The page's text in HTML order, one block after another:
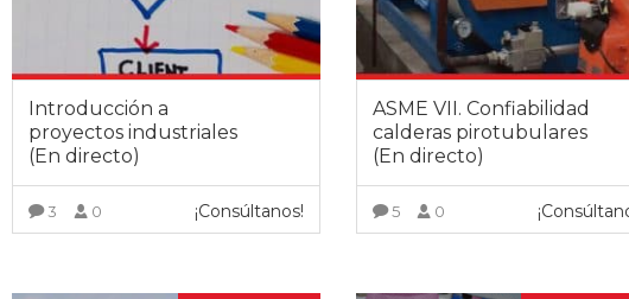
Introducción a
proyectos industriales
(En directo)
3 0 ¡Consúltanos!
ASME VII. Confiabilidad
calderas pirotubulares
(En directo)
5 0